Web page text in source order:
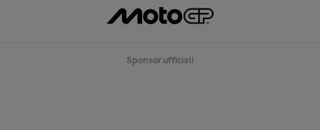
Sponsor ufficiali